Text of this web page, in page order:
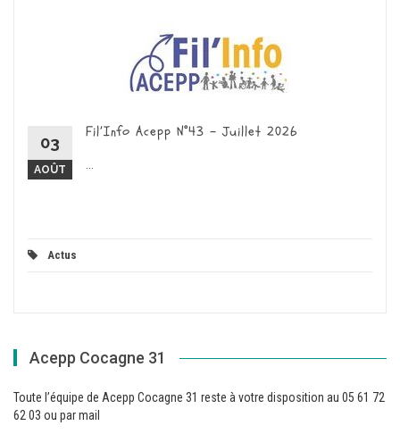
03
AOÛT
Fil’Info Acepp N°43 – Juillet 2026
...
Actus
Acepp Cocagne 31
Toute l’équipe de Acepp Cocagne 31 reste à votre disposition au 05 61 72
62 03 ou par mail